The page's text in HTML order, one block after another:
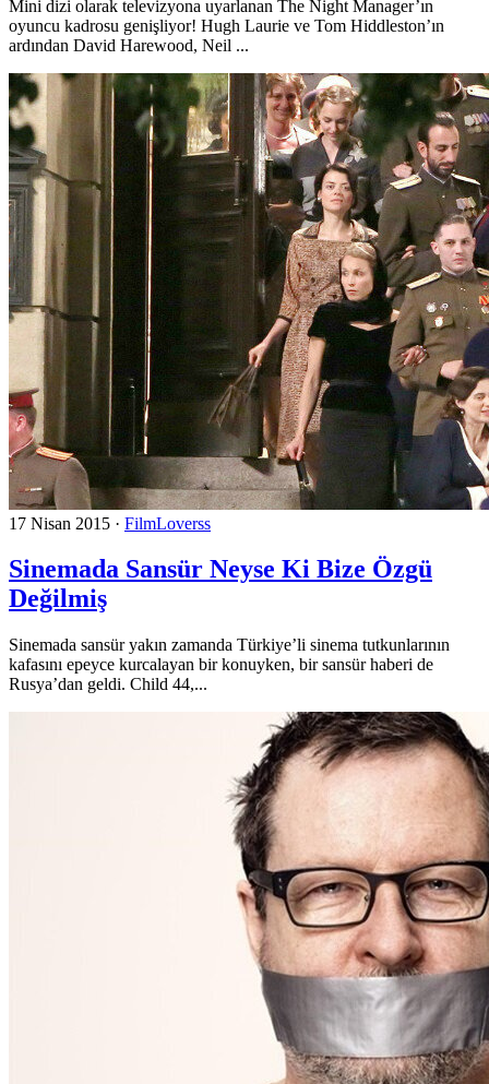
Mini dizi olarak televizyona uyarlanan The Night Manager’ın
oyuncu kadrosu genişliyor! Hugh Laurie ve Tom Hiddleston’ın
ardından David Harewood, Neil ...
17 Nisan 2015 · FilmLoverss
Sinemada Sansür Neyse Ki Bize Özgü
Değilmiş
Sinemada sansür yakın zamanda Türkiye’li sinema tutkunlarının
kafasını epeyce kurcalayan bir konuyken, bir sansür haberi de
Rusya’dan geldi. Child 44,...